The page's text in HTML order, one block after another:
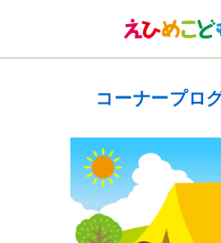
コーナープロ